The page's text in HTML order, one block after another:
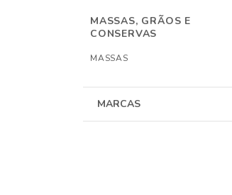
MASSAS, GRÃOS E
CONSERVAS
MASSAS
MARCAS